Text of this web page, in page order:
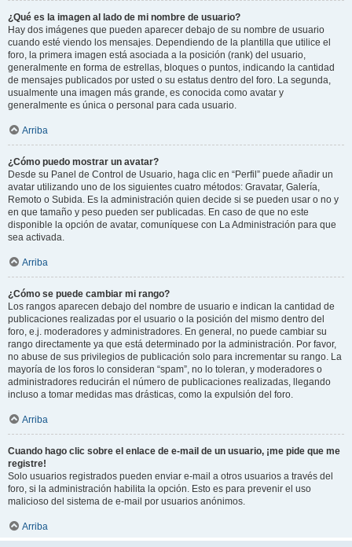
¿Qué es la imagen al lado de mi nombre de usuario?
Hay dos imágenes que pueden aparecer debajo de su nombre de usuario
cuando esté viendo los mensajes. Dependiendo de la plantilla que utilice el
foro, la primera imagen está asociada a la posición (rank) del usuario,
generalmente en forma de estrellas, bloques o puntos, indicando la cantidad
de mensajes publicados por usted o su estatus dentro del foro. La segunda,
usualmente una imagen más grande, es conocida como avatar y
generalmente es única o personal para cada usuario.
Arriba
¿Cómo puedo mostrar un avatar?
Desde su Panel de Control de Usuario, haga clic en “Perfil” puede añadir un
avatar utilizando uno de los siguientes cuatro métodos: Gravatar, Galería,
Remoto o Subida. Es la administración quien decide si se pueden usar o no y
en que tamaño y peso pueden ser publicadas. En caso de que no este
disponible la opción de avatar, comuníquese con La Administración para que
sea activada.
Arriba
¿Cómo se puede cambiar mi rango?
Los rangos aparecen debajo del nombre de usuario e indican la cantidad de
publicaciones realizadas por el usuario o la posición del mismo dentro del
foro, e.j. moderadores y administradores. En general, no puede cambiar su
rango directamente ya que está determinado por la administración. Por favor,
no abuse de sus privilegios de publicación solo para incrementar su rango. La
mayoría de los foros lo consideran “spam”, no lo toleran, y moderadores o
administradores reducirán el número de publicaciones realizadas, llegando
incluso a tomar medidas mas drásticas, como la expulsión del foro.
Arriba
Cuando hago clic sobre el enlace de e-mail de un usuario, ¡me pide que me
registre!
Solo usuarios registrados pueden enviar e-mail a otros usuarios a través del
foro, si la administración habilita la opción. Esto es para prevenir el uso
malicioso del sistema de e-mail por usuarios anónimos.
Arriba